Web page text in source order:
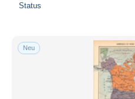
Status
Neu